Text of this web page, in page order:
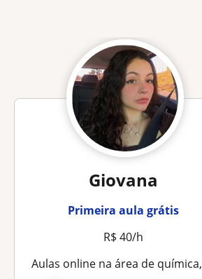
Giovana
Primeira aula grátis
R$ 40/h
Aulas online na área de química, para crianças ou adultos